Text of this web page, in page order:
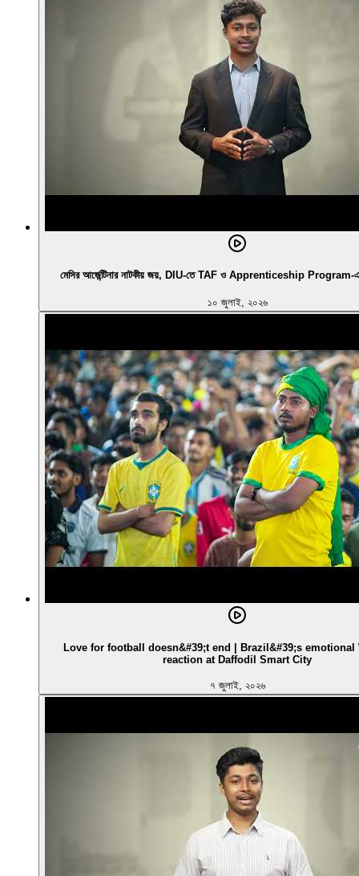
মেসির আর্জেন্টিনার নাটকীয় জয়, DIU-তে TAF ও Apprenticeship Program-এর
১০ জুলাই, ২০২৬
Love for football doesn&#39;t end | Brazil&#39;s emotional
reaction at Daffodil Smart City
৭ জুলাই, ২০২৬